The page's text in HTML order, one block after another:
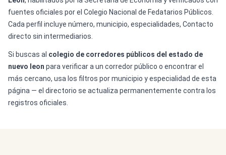
fuentes oficiales por el Colegio Nacional de Fedatarios Públicos.
Cada perfil incluye número, municipio, especialidades, Contacto
directo sin intermediarios.
Si buscas al colegio de corredores públicos del estado de
nuevo leon para verificar a un corredor público o encontrar el
más cercano, usa los filtros por municipio y especialidad de esta
página — el directorio se actualiza permanentemente contra los
registros oficiales.